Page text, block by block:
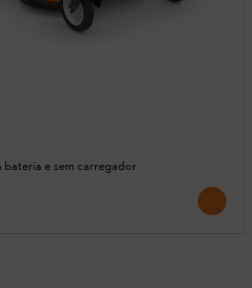
bateria e sem carregador